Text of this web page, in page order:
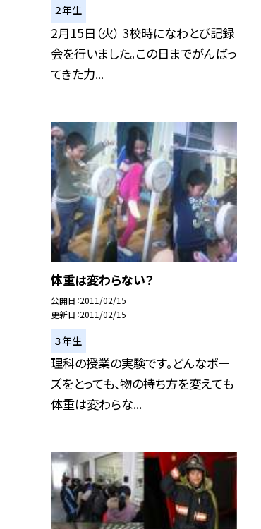
２年生
2月15日（火） 3校時になわとび記録
会を行いました。この日までがんばっ
てきた力...
体重は変わらない？
公開日 2011/02/15
更新日 2011/02/15
３年生
理科の授業の実験です。どんなポー
ズをとっても、物の持ち方を変えても
体重は変わらな...